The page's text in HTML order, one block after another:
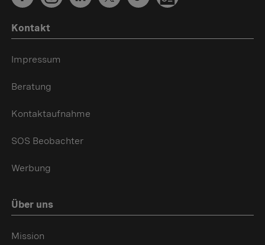
Kontakt
Impressum
Beratung
Kontaktaufnahme
SOS Beobachter
Werbung
Über uns
Mission